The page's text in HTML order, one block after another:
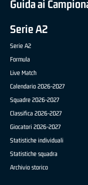
Guida ai
Serie A2
Serie A2
Formula
Live Match
Calendario 2026-2027
Squadre 2026-2027
Classifica 2026-2027
Giocatori 2026-2027
Statistiche individuali
Statistiche squadra
Archivio storico